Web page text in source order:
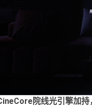
院线光引擎加